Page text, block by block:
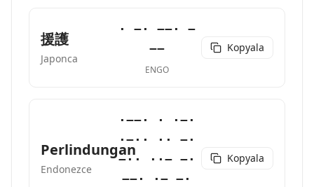
援護
Japonca
· −· −−· −
−−
ENGO
Kopyala
Perlindungan
Endonezce
·−−· · ·−·
·−·· ·· −·
−·· ··− −·
−−· ·− −·
Kopyala